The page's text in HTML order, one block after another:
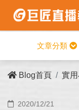
文章分類
Blog首頁 實
2020/12/21